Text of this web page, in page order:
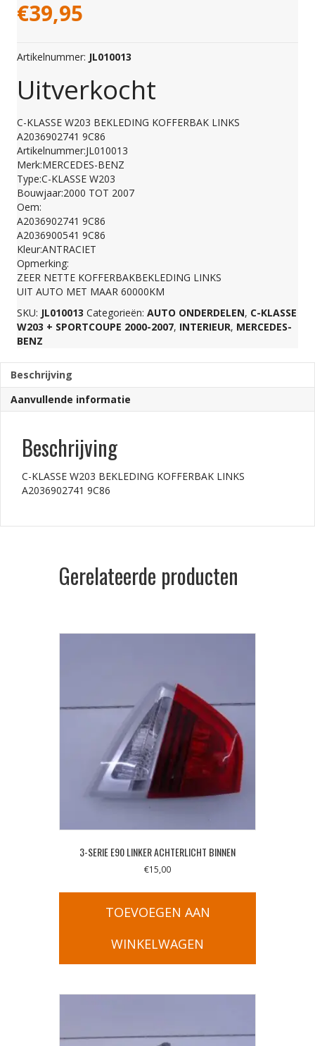
€39,95
Artikelnummer: JL010013
Uitverkocht
C-KLASSE W203 BEKLEDING KOFFERBAK LINKS
A2036902741 9C86
Artikelnummer:JL010013
Merk:MERCEDES-BENZ
Type:C-KLASSE W203
Bouwjaar:2000 TOT 2007
Oem:
A2036902741 9C86
A2036900541 9C86
Kleur:ANTRACIET
Opmerking:
ZEER NETTE KOFFERBAKBEKLEDING LINKS
UIT AUTO MET MAAR 60000KM
SKU: JL010013 Categorieën: AUTO ONDERDELEN, C-KLASSE
W203 + SPORTCOUPE 2000-2007, INTERIEUR, MERCEDES-
BENZ
Beschrijving
Aanvullende informatie
Beschrijving
C-KLASSE W203 BEKLEDING KOFFERBAK LINKS
A2036902741 9C86
Gerelateerde producten
3-SERIE E90 LINKER ACHTERLICHT BINNEN
€15,00
TOEVOEGEN AAN
WINKELWAGEN